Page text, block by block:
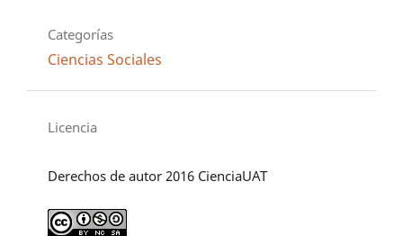
Categorías
Ciencias Sociales
Licencia
Derechos de autor 2016 CienciaUAT